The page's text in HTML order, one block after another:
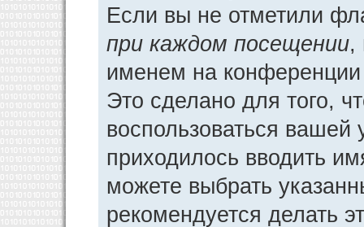
Если вы не отметили
при каждом посещении,
именем на конференции
Это сделано для того,
воспользоваться
приходилось вводить
можете выбрать
рекомендуется делать